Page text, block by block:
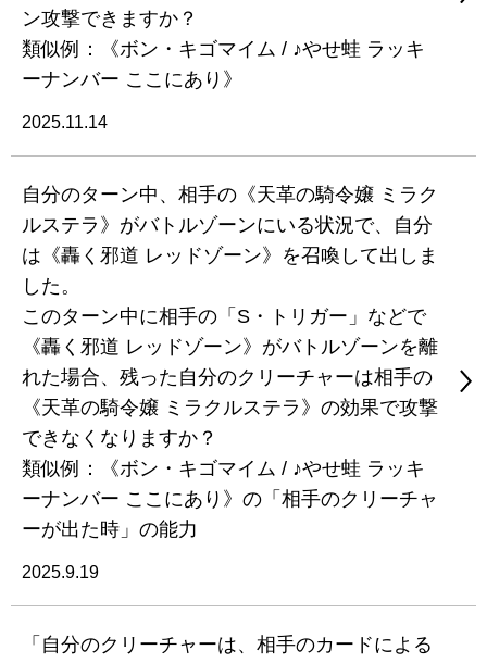
ン攻撃できますか？
類似例：《ボン・キゴマイム / ♪やせ蛙 ラッキ
ーナンバー ここにあり》
2025.11.14
自分のターン中、相手の《天革の騎令嬢 ミラク
ルステラ》がバトルゾーンにいる状況で、自分
は《轟く邪道 レッドゾーン》を召喚して出しま
した。
このターン中に相手の「S・トリガー」などで
《轟く邪道 レッドゾーン》がバトルゾーンを離
れた場合、残った自分のクリーチャーは相手の
《天革の騎令嬢 ミラクルステラ》の効果で攻撃
できなくなりますか？
類似例：《ボン・キゴマイム / ♪やせ蛙 ラッキ
ーナンバー ここにあり》の「相手のクリーチャ
ーが出た時」の能力
2025.9.19
「自分のクリーチャーは、相手のカードによる